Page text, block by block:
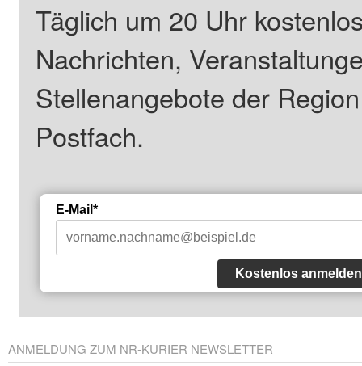
Täglich um 20 Uhr
Nachrichten,
Stellenangebote der
Postfach.
E-Mail*
Kostenlos anmelden
ANMELDUNG ZUM NR-KURIER NEWSLETTER